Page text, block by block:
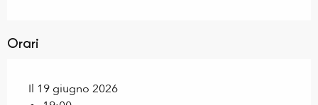
Orari
Il 19 giugno 2026